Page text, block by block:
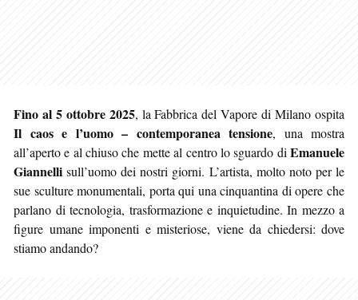
Fino al 5 ottobre 2025, la Fabbrica del Vapore di Milano ospita
Il caos e l’uomo – contemporanea tensione, una mostra
all’aperto e al chiuso che mette al centro lo sguardo di Emanuele
Giannelli sull’uomo dei nostri giorni. L’artista, molto noto per le
sue sculture monumentali, porta qui una cinquantina di opere che
parlano di tecnologia, trasformazione e inquietudine. In mezzo a
figure umane imponenti e misteriose, viene da chiedersi: dove
stiamo andando?